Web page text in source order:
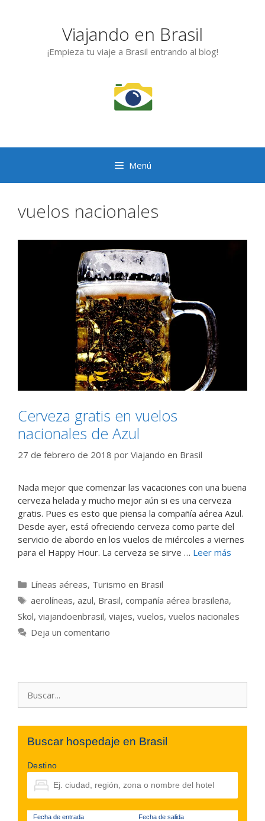
Viajando en Brasil
¡Empieza tu viaje a Brasil entrando al blog!
Menú
vuelos nacionales
Cerveza gratis en vuelos
nacionales de Azul
27 de febrero de 2018 por Viajando en Brasil
Nada mejor que comenzar las vacaciones con una buena
cerveza helada y mucho mejor aún si es una cerveza
gratis. Pues es esto que piensa la compañía aérea Azul.
Desde ayer, está ofreciendo cerveza como parte del
servicio de abordo en los vuelos de miércoles a viernes
para el Happy Hour. La cerveza se sirve … Leer más
Categorías
Líneas aéreas, Turismo en Brasil
Etiquetas
aerolíneas, azul, Brasil, compañía aérea brasileña,
Skol, viajandoenbrasil, viajes, vuelos, vuelos nacionales
Deja un comentario
Buscar hospedaje en Brasil
Destino
Fecha de entrada Fecha de salida